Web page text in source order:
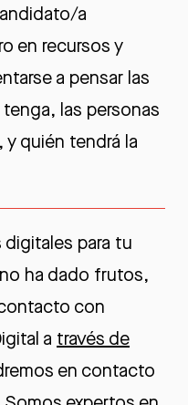
a
en recursos y
a pensar las
las personas
y quién tendrá la
para tu
ha dado frutos,
con
a través de
en contacto